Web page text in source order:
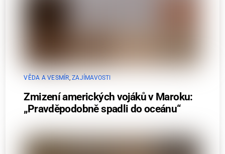
VĚDA A VESMÍR ,ZAJÍMAVOSTI
Zmizení amerických vojáků v Maroku:
„Pravděpodobně spadli do oceánu“